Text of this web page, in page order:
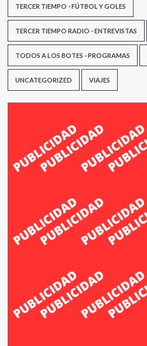
TERCER TIEMPO - FÚTBOL Y GOLES
TERCER TIEMPO RADIO - ENTREVISTAS
TODOS A LOS BOTES - PROGRAMAS
UNCATEGORIZED VIAJES